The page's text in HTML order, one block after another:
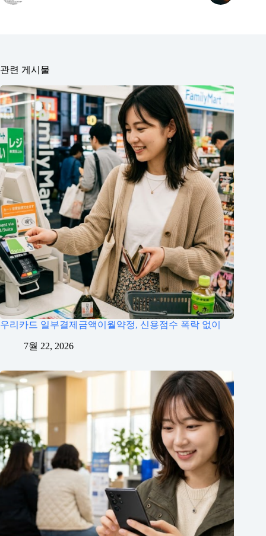
관련 게시물
우리카드 일부결제금액이월약정, 신용점수 폭락 없이
7월 22, 2026